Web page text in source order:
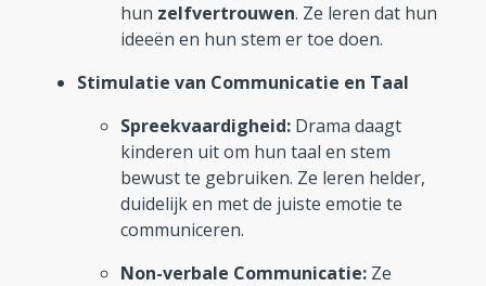
hun zelfvertrouwen. Ze leren dat hun
ideeën en hun stem er toe doen.
Stimulatie van Communicatie en Taal
Spreekvaardigheid: Drama daagt
kinderen uit om hun taal en stem
bewust te gebruiken. Ze leren helder,
duidelijk en met de juiste emotie te
communiceren.
Non-verbale Communicatie: Ze